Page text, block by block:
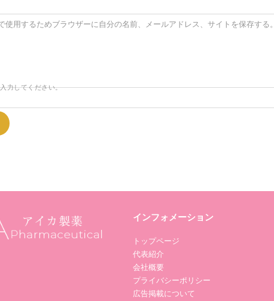
使用するためブラウザーに自分の名前、メールアドレス、サイトを保存する。
力してください。
インフォメーション
トップページ
代表紹介
会社概要
プライバシーポリシー
広告掲載について